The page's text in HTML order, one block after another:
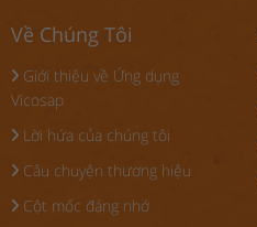
Về Chúng Tôi
Giới thiệu về Ứng dụng
Vicosap
Lời hứa của chúng tôi
Câu chuyện thương hiệu
Cột mốc đáng nhớ